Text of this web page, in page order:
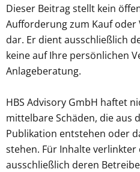
Dieser Beitrag stellt kein
Aufforderung zum Kauf
dar. Er dient ausschließlich
keine auf Ihre persönlichen
Anlageberatung.
HBS Advisory GmbH haftet
mittelbare Schäden, die aus
Publikation entstehen oder
stehen. Für Inhalte
ausschließlich deren